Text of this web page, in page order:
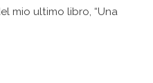
mio ultimo libro, “Una